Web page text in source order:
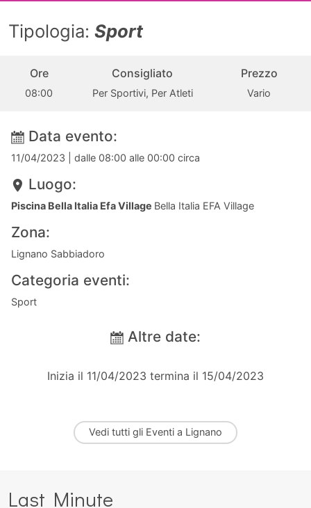
Tipologia: Sport
Ore
08:00
Consigliato
Per Sportivi, Per Atleti
Prezzo
Vario
Data evento:
11/04/2023 | dalle 08:00 alle 00:00 circa
Luogo:
Piscina Bella Italia Efa Village Bella Italia EFA Village
Zona:
Lignano Sabbiadoro
Categoria eventi:
Sport
Altre date:
Inizia il 11/04/2023 termina il 15/04/2023
Vedi tutti gli Eventi a Lignano
Last Minute